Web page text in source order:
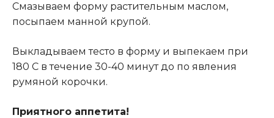
Смазываем форму растительным маслом,
посыпаем манной крупой.
Выкладываем тесто в форму и выпекаем при
180 С в течение 30-40 минут до по явления
румяной корочки.
Приятного аппетита!